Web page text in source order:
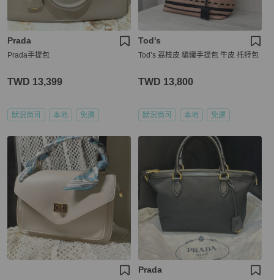
Prada
Prada手提包
TWD 13,399
狀況尚可 本地 免運
Tod's
Tod’s 荔枝皮 編織手提包 牛皮 托特包
TWD 13,800
狀況尚可 本地 免運
Prada